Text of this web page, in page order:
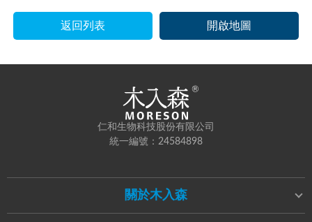
返回列表 開啟地圖
仁和生物科技股份有限公司
統一編號：24584898
關於木入森